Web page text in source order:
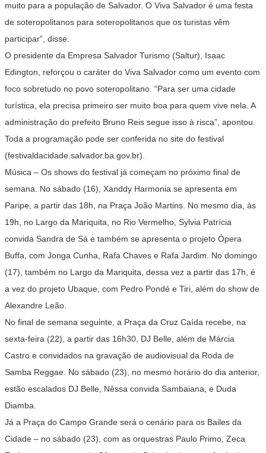
muito para a população de Salvador. O Viva Salvador é uma festa
de soteropolitanos para soteropolitanos que os turistas vêm
participar”, disse.
O presidente da Empresa Salvador Turismo (Saltur), Isaac
Edington, reforçou o caráter do Viva Salvador como um evento com
foco sobretudo no povo soteropolitano. “Para ser uma cidade
turística, ela precisa primeiro ser muito boa para quem vive nela. A
administração do prefeito Bruno Reis segue isso à risca”, apontou.
Toda a programação pode ser conferida no site do festival
(festivaldacidade.salvador.ba.gov.br).
Música – Os shows do festival já começam no próximo final de
semana. No sábado (16), Xanddy Harmonia se apresenta em
Paripe, a partir das 18h, na Praça João Martins. No mesmo dia, às
19h, no Largo da Mariquita, no Rio Vermelho, Sylvia Patrícia
convida Sandra de Sá e também se apresenta o projeto Ópera
Buffa, com Jonga Cunha, Rafa Chaves e Rafa Jardim. No domingo
(17), também no Largo da Mariquita, dessa vez a partir das 17h, é
a vez do projeto Ubaque, com Pedro Pondé e Tiri, além do show de
Alexandre Leão.
No final de semana seguinte, a Praça da Cruz Caída recebe, na
sexta-feira (22), a partir das 16h30, DJ Belle, além de Márcia
Castro e convidados na gravação de audiovisual da Roda de
Samba Reggae. No sábado (23), no mesmo horário do dia anterior,
estão escalados DJ Belle, Nêssa convida Sambaiana, e Duda
Diamba.
Já a Praça do Campo Grande será o cenário para os Bailes da
Cidade – no sábado (23), com as orquestras Paulo Primo, Zeca